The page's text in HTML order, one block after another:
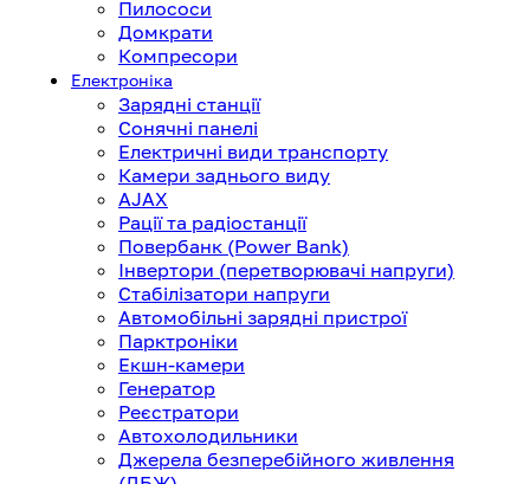
Пилососи
Домкрати
Компресори
Електроніка
Зарядні станції
Сонячні панелі
Електричні види транспорту
Камери заднього виду
AJAX
Рації та радіостанції
Повербанк (Power Bank)
Інвертори (перетворювачі напруги)
Стабілізатори напруги
Автомобільні зарядні пристрої
Парктроніки
Екшн-камери
Генератор
Реєстратори
Автохолодильники
Джерела безперебійного живлення